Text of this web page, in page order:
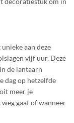
aan deze
vijf uur. Deze
de lantaarn
dag op hetzelfde
meer je
gaat of wanneer